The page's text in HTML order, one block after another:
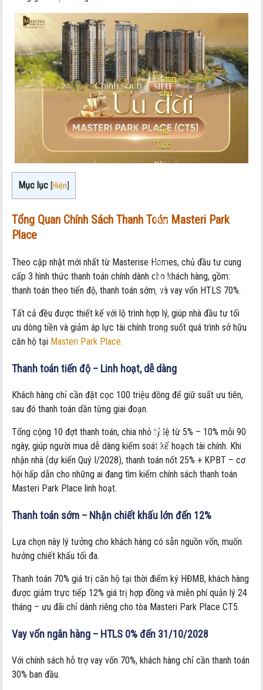
Trang
chủ
-
Tin
Tức
Nội
Thanh
Park
Place
Tòa
The
Global
Đãi
Dẫn
2025
Mục lục [Hiện]
Tổng Quan Chính Sách Thanh Toán Masteri Park
Place
Theo cập nhật mới nhất từ Masterise Homes, chủ đầu tư cung
cấp 3 hình thức thanh toán chính dành cho khách hàng, gồm:
thanh toán theo tiến độ, thanh toán sớm, và vay vốn HTLS 70%.
Tất cả đều được thiết kế với lộ trình hợp lý, giúp nhà đầu tư tối
ưu dòng tiền và giảm áp lực tài chính trong suốt quá trình sở hữu
căn hộ tại Masteri Park Place.
Thanh toán tiến độ – Linh hoạt, dễ dàng
Khách hàng chỉ cần đặt cọc 100 triệu đồng để giữ suất ưu tiên,
sau đó thanh toán dần từng giai đoạn.
Tổng cộng 10 đợt thanh toán, chia nhỏ tỷ lệ từ 5% – 10% mỗi 90
ngày, giúp người mua dễ dàng kiểm soát kế hoạch tài chính. Khi
nhận nhà (dự kiến Quý I/2028), thanh toán nốt 25% + KPBT – cơ
hội hấp dẫn cho những ai đang tìm kiếm chính sách thanh toán
Masteri Park Place linh hoạt.
Thanh toán sớm – Nhận chiết khấu lớn đến 12%
Lựa chọn này lý tưởng cho khách hàng có sẵn nguồn vốn, muốn
hưởng chiết khấu tối đa.
Thanh toán 70% giá trị căn hộ tại thời điểm ký HĐMB, khách hàng
được giảm trực tiếp 12% giá trị hợp đồng và miễn phí quản lý 24
tháng – ưu đãi chỉ dành riêng cho tòa Masteri Park Place CT5.
Vay vốn ngân hàng – HTLS 0% đến 31/10/2028
Với chính sách hỗ trợ vay vốn 70%, khách hàng chỉ cần thanh toán
30% ban đầu.